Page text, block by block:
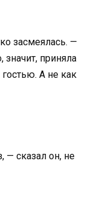
засмеялась. —
приняла
А не как
— сказал он, не